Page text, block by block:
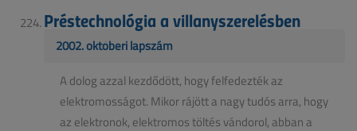
Préstechnológia a villanyszerelésben
2002. októberi lapszám
A dolog azzal kezdődött, hogy felfedezték az
elektromosságot. Mikor rájött a nagy tudós arra, hogy
az elektronok, elektromos töltés vándorol, abban a